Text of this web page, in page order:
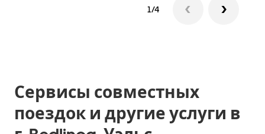
1/4
Сервисы совместных
поездок и другие услуги в